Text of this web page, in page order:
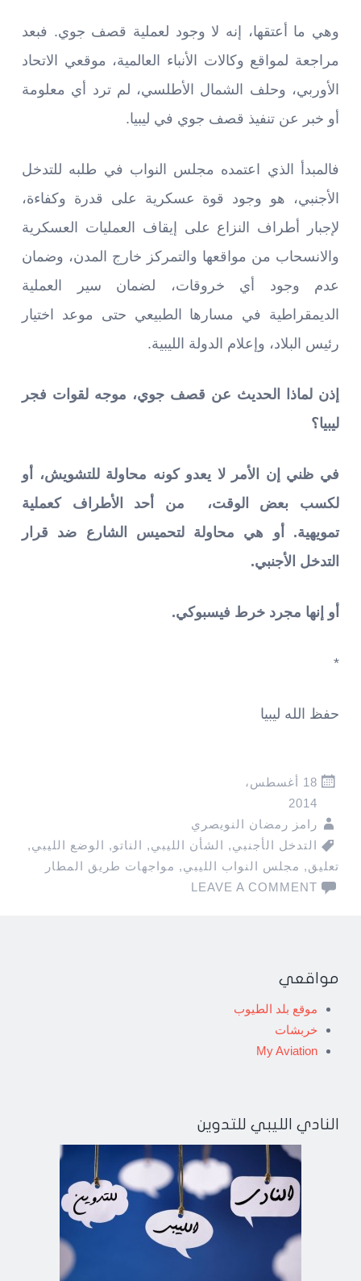
وهي ما أعتقها، إنه لا وجود لعملية قصف جوي. فبعد
مراجعة لمواقع وكالات الأنباء العالمية، موقعي الاتحاد
الأوربي، وحلف الشمال الأطلسي، لم ترد أي معلومة
أو خبر عن تنفيذ قصف جوي في ليبيا.
فالمبدأ الذي اعتمده مجلس النواب في طلبه للتدخل
الأجنبي، هو وجود قوة عسكرية على قدرة وكفاءة،
لإجبار أطراف النزاع على إيقاف العمليات العسكرية
والانسحاب من مواقعها والتمركز خارج المدن، وضمان
عدم وجود أي خروقات، لضمان سير العملية
الديمقراطية في مسارها الطبيعي حتى موعد اختيار
رئيس البلاد، وإعلام الدولة الليبية.
إذن لماذا الحديث عن قصف جوي، موجه لقوات فجر
ليبيا؟
في ظني إن الأمر لا يعدو كونه محاولة للتشويش، أو
لكسب بعض الوقت، من أحد الأطراف كعملية
تمويهية. أو هي محاولة لتحميس الشارع ضد قرار
التدخل الأجنبي.
أو إنها مجرد خرط فيسبوكي.
*
حفظ الله ليبيا
18 أغسطس،
2014
رامز رمضان النويصري
التدخل الأجنبي, الشأن الليبي, الناتو, الوضع الليبي,
تعليق, مجلس النواب الليبي, مواجهات طريق المطار
LEAVE A COMMENT
مواقعي
موقع بلد الطيوب
خربشات
My Aviation
النادي الليبي للتدوين